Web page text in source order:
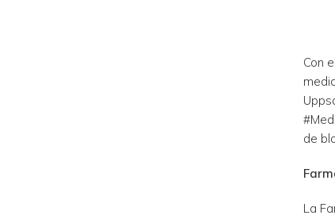
Con
de
La